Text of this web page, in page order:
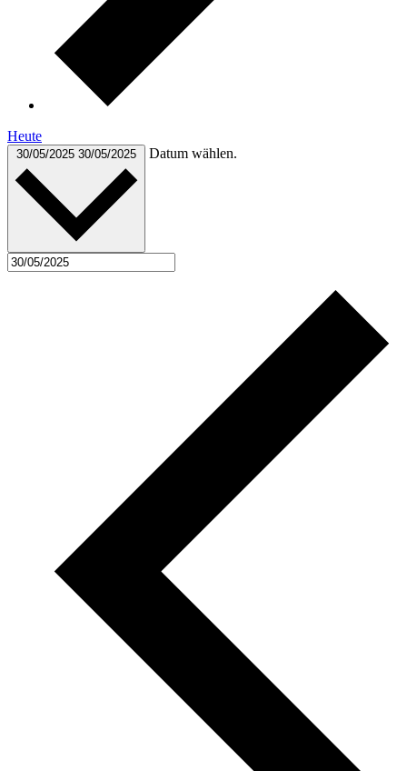
Heute
30/05/2025 30/05/2025 Datum wählen.